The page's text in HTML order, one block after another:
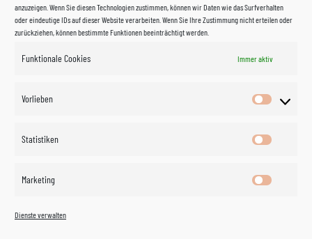
anzuzeigen. Wenn Sie diesen Technologien zustimmen, können wir Daten wie das Surfverhalten
oder eindeutige IDs auf dieser Website verarbeiten. Wenn Sie Ihre Zustimmung nicht erteilen oder
zurückziehen, können bestimmte Funktionen beeinträchtigt werden.
Funktionale Cookies Immer aktiv
Vorlieben
Vorlieben
Statistiken
Marketing
Dienste verwalten
©